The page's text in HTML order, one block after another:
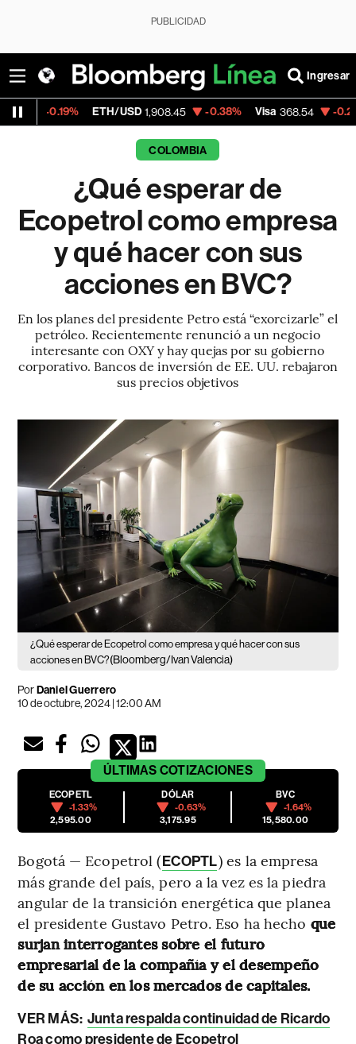
PUBLICIDAD
Ingresar
ETH/USD 1,908.45 -0.38% Visa 368.54 -0.28%
COLOMBIA
¿Qué esperar de
Ecopetrol como empresa
y qué hacer con sus
acciones en BVC?
En los planes del presidente Petro está “exorcizarle” el
petróleo. Recientemente renunció a un negocio
interesante con OXY y hay quejas por su gobierno
corporativo. Bancos de inversión de EE. UU. rebajaron
sus precios objetivos
¿Qué esperar de Ecopetrol como empresa y qué hacer con sus
acciones en BVC?(Bloomberg/Ivan Valencia)
PorDaniel Guerrero
10 de octubre, 2024 | 12:00 AM
ÚLTIMAS COTIZACIONES
ECOPETL
-1.33%
2,595.00
DÓLAR
-0.63%
3,175.95
BVC
-1.64%
15,580.00
Bogotá — Ecopetrol (ECOPTL) es la empresa
más grande del país, pero a la vez es la piedra
angular de la transición energética que planea
el presidente Gustavo Petro. Eso ha hecho que
surjan interrogantes sobre el futuro
empresarial de la compañía y el desempeño
de su acción en los mercados de capitales.
VER MÁS: Junta respalda continuidad de Ricardo
Roa como presidente de Ecopetrol